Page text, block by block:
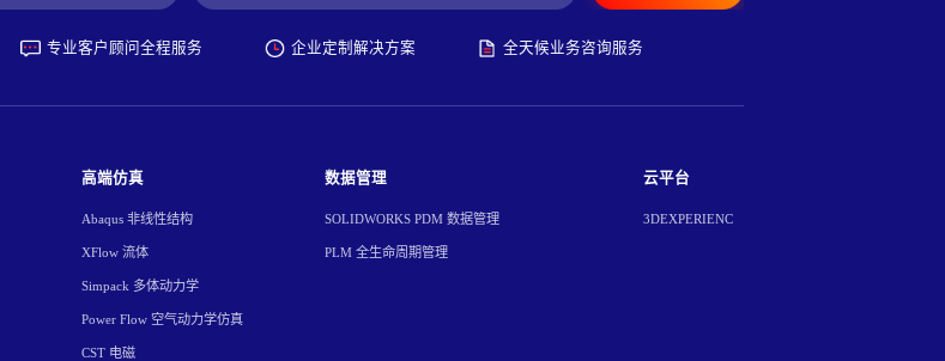
专业客户顾问全程服务 企业定制解决方案 全天候业务咨询服务
高端仿真
Abaqus 非线性结构
XFlow 流体
Simpack 多体动力学
Power Flow 空气动力学仿真
CST 电磁
数据管理
SOLIDWORKS PDM 数据管理
PLM 全生命周期管理
云平台
3DEXPERIENC